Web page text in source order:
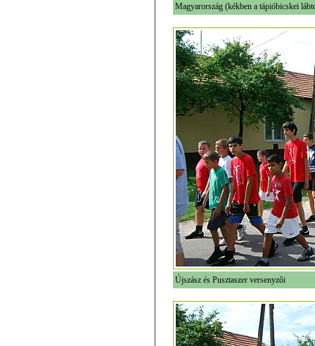
Magyarország (kékben a tápióbicskei
Újszász és Pusztaszer versenyzõi